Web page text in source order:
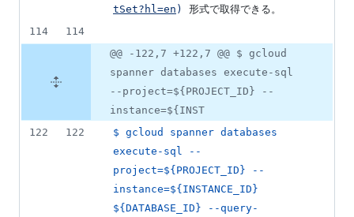
tSet?hl=en )
形式で取得できる。
114
114
@@ -122,7 +122,7 @@ $ gcloud
spanner databases execute-sql
--project=${PROJECT_ID} --
instance=${INST
122
122
$ gcloud spanner databases
execute-sql --
project=${PROJECT_ID} --
instance=${INSTANCE_ID}
${DATABASE_ID} --query-